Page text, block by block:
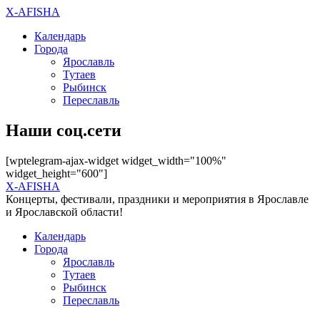
X-AFISHA
Календарь
Города
Ярославль
Тутаев
Рыбинск
Переславль
Наши соц.сети
[wptelegram-ajax-widget widget_width="100%"
widget_height="600"]
X-AFISHA
Концерты, фестивали, праздники и мероприятия в Ярославле
и Ярославской области!
Календарь
Города
Ярославль
Тутаев
Рыбинск
Переславль